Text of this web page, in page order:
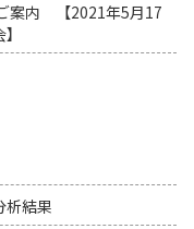
案内 【2021年5月17
析結果